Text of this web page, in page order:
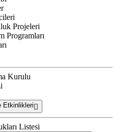
Projeleri
Programları
Kurulu
Etkinlikleri
Listesi